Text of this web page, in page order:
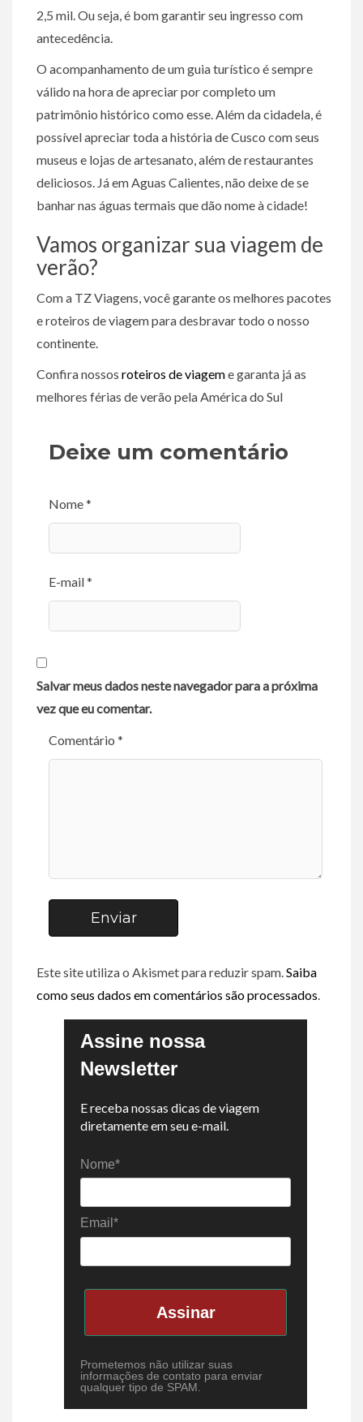
2,5 mil. Ou seja, é bom garantir seu ingresso com
antecedência.
O acompanhamento de um guia turístico é sempre
válido na hora de apreciar por completo um
patrimônio histórico como esse. Além da cidadela, é
possível apreciar toda a história de Cusco com seus
museus e lojas de artesanato, além de restaurantes
deliciosos. Já em Aguas Calientes, não deixe de se
banhar nas águas termais que dão nome à cidade!
Vamos organizar sua viagem de
verão?
Com a TZ Viagens, você garante os melhores pacotes
e roteiros de viagem para desbravar todo o nosso
continente.
Confira nossos roteiros de viageme garanta já as
melhores férias de verão pela América do Sul
Deixe um comentário
Nome *
E-mail *
Salvar meus dados neste navegador para a próxima
vez que eu comentar.
Comentário *
Enviar
Este site utiliza o Akismet para reduzir spam.Saiba
como seus dados em comentários são processados.
Assine nossa
Newsletter
E receba nossas dicas de viagem
diretamente em seu e-mail.
Nome*
Email*
Assinar
Prometemos não utilizar suas
informações de contato para enviar
qualquer tipo de SPAM.